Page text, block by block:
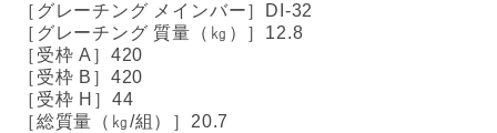
DI-32
12.8
420
420
44
20.7